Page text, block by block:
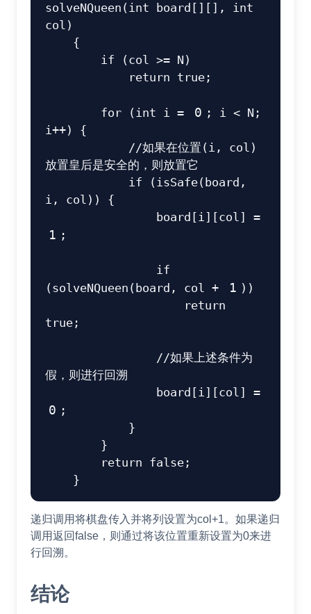
solveNQueen (int board [ ] [ ] ,
int
col )
{
if
(col >= N )
return true ;
for (int i = 0 ; i < N ;
i++)
{
//如果在位置(i, col)
放置皇后是安全的，则放置它
if
(isSafe( board ,
i , col ) )
{
                board
[i] [col]
=
1 ;
if
(solveNQueen ( board , col + 1 ) )
return
true ;
//如果上述条件为
假，则进行回溯
                board
[i] [col]
=
0 ;
}
}
return false ;
}
递归调用将棋盘传入并将列设置为col+1。如果递归
调用返回false，则通过将该位置重新设置为0来进
行回溯。
结论